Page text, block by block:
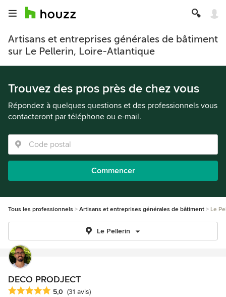
Artisans et entreprises générales de bâtiment
sur Le Pellerin, Loire-Atlantique
Trouvez des pros près de chez vous
Répondez à quelques questions et des professionnels vous
contacteront par téléphone ou e-mail.
Commencer
Tous les professionnels Artisans et entreprises générales de bâtiment Le
Le Pellerin
DECO PRODJECT
Note moyenne : 5 étoiles sur 5
5,0 (31 avis)